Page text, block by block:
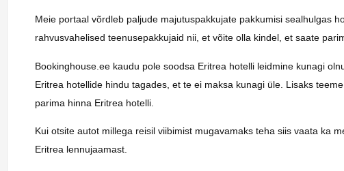
Meie portaal võrdleb paljude majutuspakkujate pakkumisi sealhulgas
rahvusvahelised teenusepakkujaid nii, et võite olla kindel, et saate
Bookinghouse.ee kaudu pole soodsa Eritrea hotelli leidmine kunagi
Eritrea hotellide hindu tagades, et te ei maksa kunagi üle. Lisaks
parima hinna Eritrea hotelli.
Kui otsite autot millega reisil viibimist mugavamaks teha siis vaata ka
Eritrea lennujaamast.